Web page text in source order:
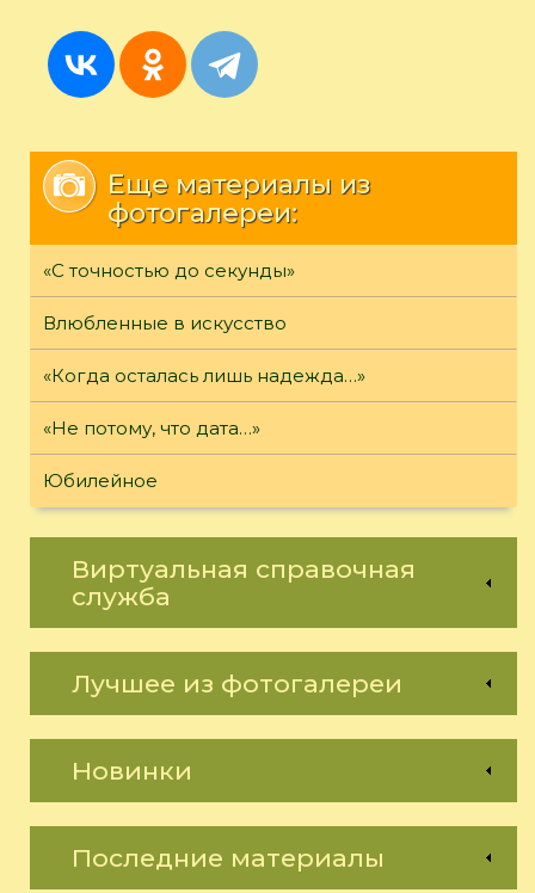
Еще материалы из
фотогалереи:
«С точностью до секунды»
Влюбленные в искусство
«Когда осталась лишь надежда…»
«Не потому, что дата…»
Юбилейное
Виртуальная справочная
служба
Лучшее из фотогалереи
Новинки
Последние материалы